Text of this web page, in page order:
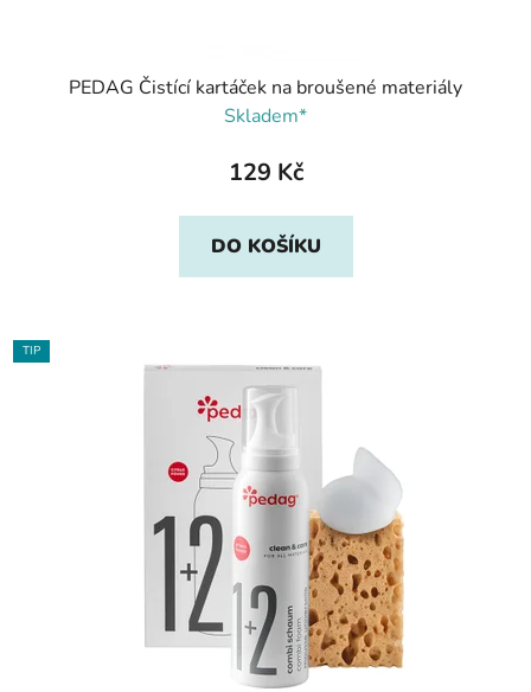
PEDAG Čistící kartáček na broušené materiály
Skladem*
129 Kč
DO KOŠÍKU
TIP